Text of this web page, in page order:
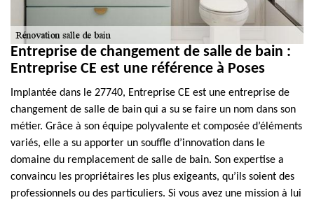
Entreprise de changement de salle de bain :
Entreprise CE est une référence à Poses
Implantée dans le 27740, Entreprise CE est une entreprise de
changement de salle de bain qui a su se faire un nom dans son
métier. Grâce à son équipe polyvalente et composée d’éléments
variés, elle a su apporter un souffle d’innovation dans le
domaine du remplacement de salle de bain. Son expertise a
convaincu les propriétaires les plus exigeants, qu’ils soient des
professionnels ou des particuliers. Si vous avez une mission à lui